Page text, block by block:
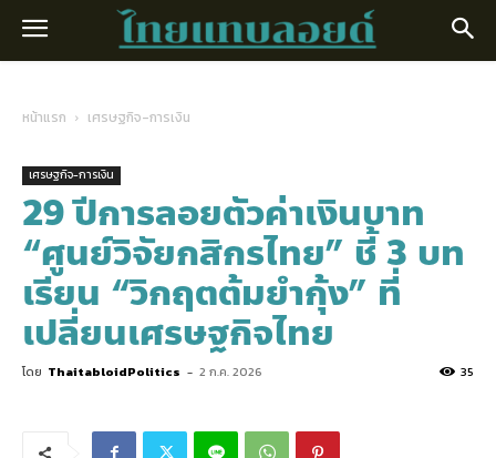
หน้าแรก เศรษฐกิจ-การเงิน
เศรษฐกิจ-การเงิน
29 ปีการลอยตัวค่าเงินบาท
“ศูนย์วิจัยกสิกรไทย” ชี้ 3 บท
เรียน “วิกฤตต้มยำกุ้ง” ที่
เปลี่ยนเศรษฐกิจไทย
โดย ThaitabloidPolitics - 2 ก.ค. 2026 35